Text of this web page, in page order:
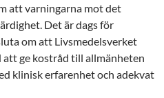
att varningarna mot det
Det är dags för
om att Livsmedelsverket
ge kostråd till allmänheten
klinisk erfarenhet och adekvat